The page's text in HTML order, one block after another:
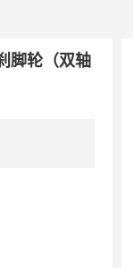
脚轮（双轴